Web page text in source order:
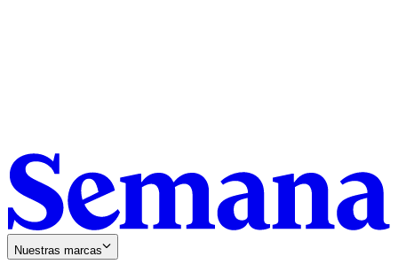
Nuestras marcas